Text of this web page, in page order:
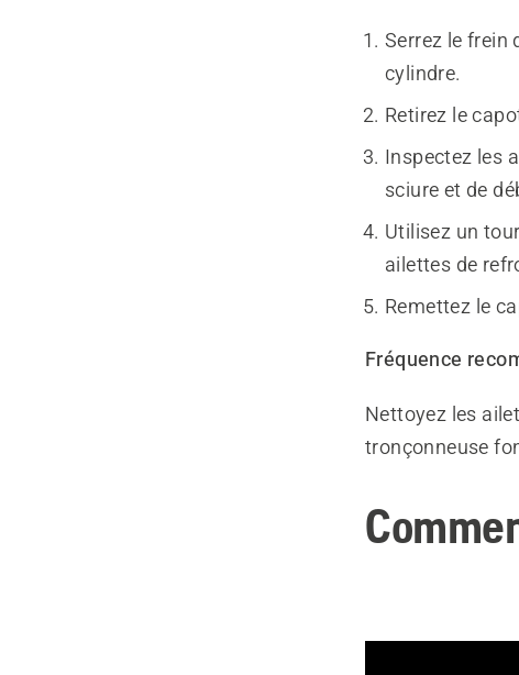
Serrez le frein
cylindre.
Retirez le
Inspectez les
sciure et de
Utilisez un
ailettes de
Remettez le
Fréquence
Nettoyez les
tronçonneuse